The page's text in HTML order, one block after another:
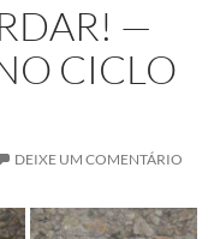
—
CICLO
DEIXE UM COMENTÁRIO